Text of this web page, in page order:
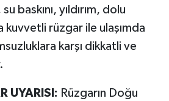
baskını, yıldırım, dolu
kuvvetli rüzgar ile ulaşımda
karşı dikkatli ve
UYARISI: Rüzgarın Doğu